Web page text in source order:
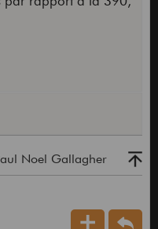
Noel Gallagher